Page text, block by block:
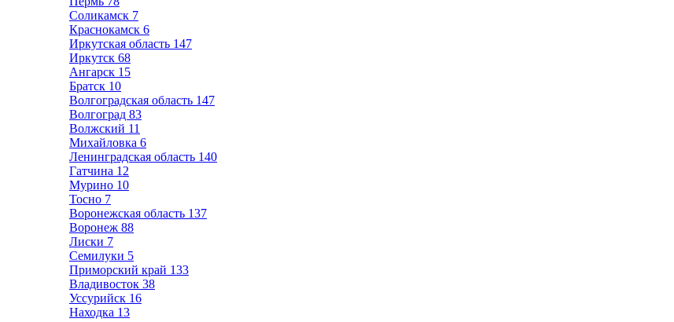
Соликамск 7
Краснокамск 6
Иркутская область 147
Иркутск 68
Ангарск 15
Братск 10
Волгоградская область 147
Волгоград 83
Волжский 11
Михайловка 6
Ленинградская область 140
Гатчина 12
Мурино 10
Тосно 7
Воронежская область 137
Воронеж 88
Лиски 7
Семилуки 5
Приморский край 133
Владивосток 38
Уссурийск 16
Находка 13